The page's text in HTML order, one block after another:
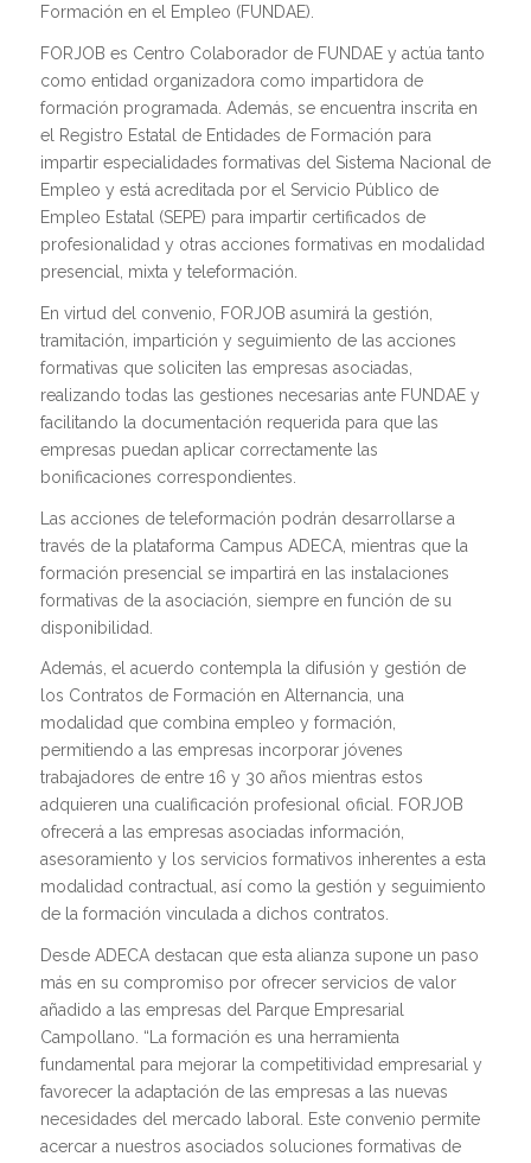
Formación en el Empleo (FUNDAE).
FORJOB es Centro Colaborador de FUNDAE y actúa tanto
como entidad organizadora como impartidora de
formación programada. Además, se encuentra inscrita en
el Registro Estatal de Entidades de Formación para
impartir especialidades formativas del Sistema Nacional de
Empleo y está acreditada por el Servicio Público de
Empleo Estatal (SEPE) para impartir certificados de
profesionalidad y otras acciones formativas en modalidad
presencial, mixta y teleformación.
En virtud del convenio, FORJOB asumirá la gestión,
tramitación, impartición y seguimiento de las acciones
formativas que soliciten las empresas asociadas,
realizando todas las gestiones necesarias ante FUNDAE y
facilitando la documentación requerida para que las
empresas puedan aplicar correctamente las
bonificaciones correspondientes.
Las acciones de teleformación podrán desarrollarse a
través de la plataforma Campus ADECA, mientras que la
formación presencial se impartirá en las instalaciones
formativas de la asociación, siempre en función de su
disponibilidad.
Además, el acuerdo contempla la difusión y gestión de
los Contratos de Formación en Alternancia, una
modalidad que combina empleo y formación,
permitiendo a las empresas incorporar jóvenes
trabajadores de entre 16 y 30 años mientras estos
adquieren una cualificación profesional oficial. FORJOB
ofrecerá a las empresas asociadas información,
asesoramiento y los servicios formativos inherentes a esta
modalidad contractual, así como la gestión y seguimiento
de la formación vinculada a dichos contratos.
Desde ADECA destacan que esta alianza supone un paso
más en su compromiso por ofrecer servicios de valor
añadido a las empresas del Parque Empresarial
Campollano. “La formación es una herramienta
fundamental para mejorar la competitividad empresarial y
favorecer la adaptación de las empresas a las nuevas
necesidades del mercado laboral. Este convenio permite
acercar a nuestros asociados soluciones formativas de